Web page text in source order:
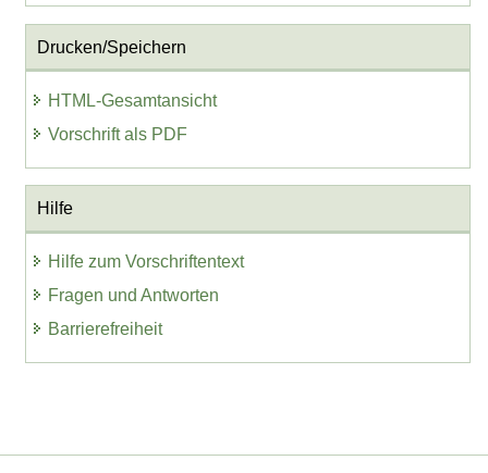
Drucken/Speichern
HTML-Gesamtansicht
Vorschrift als PDF
Hilfe
Hilfe zum Vorschriftentext
Fragen und Antworten
Barrierefreiheit